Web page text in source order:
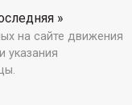
»
на сайте движения
указания